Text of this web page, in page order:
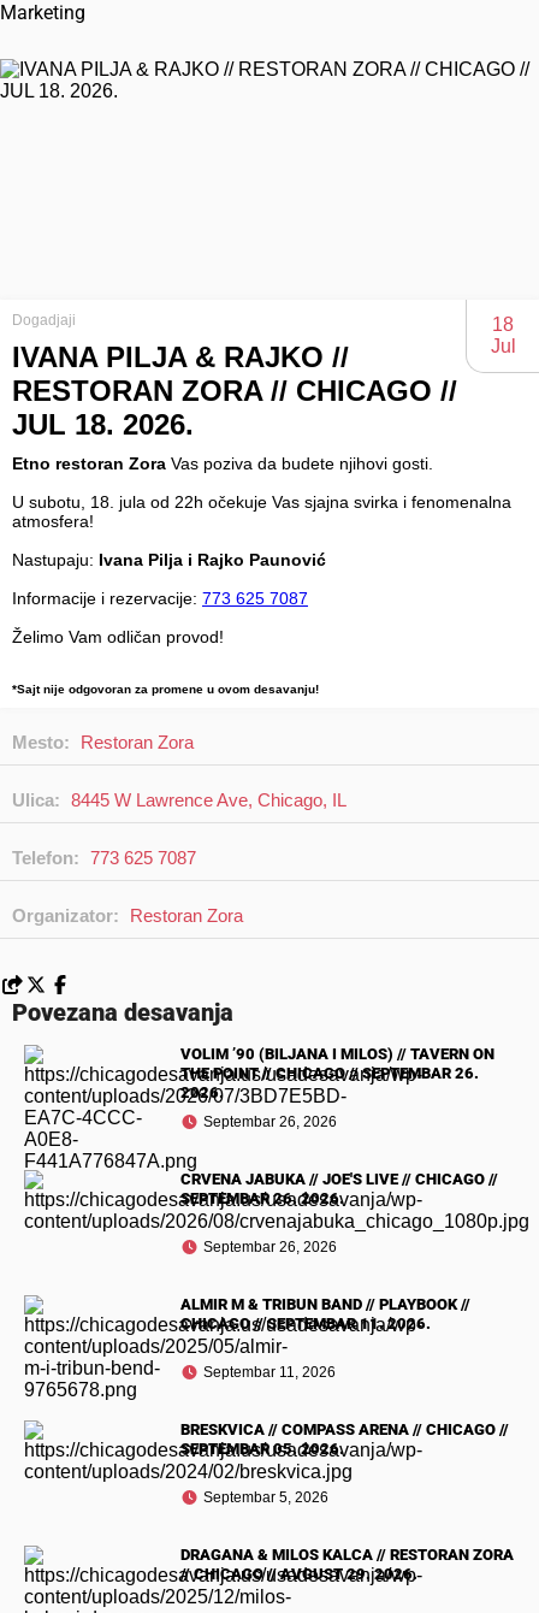
Marketing
Dogadjaji
IVANA PILJA & RAJKO //
RESTORAN ZORA // CHICAGO //
JUL 18. 2026.
Etno restoran Zora Vas poziva da budete njihovi gosti.
U subotu, 18. jula od 22h očekuje Vas sjajna svirka i fenomenalna
atmosfera!
Nastupaju: Ivana Pilja i Rajko Paunović
Informacije i rezervacije: 773 625 7087
Želimo Vam odličan provod!
*Sajt nije odgovoran za promene u ovom desavanju!
18
Jul
Mesto: Restoran Zora
Ulica: 8445 W Lawrence Ave, Chicago, IL
Telefon: 773 625 7087
Organizator: Restoran Zora
Povezana desavanja
VOLIM ’90 (BILJANA I MILOS) // TAVERN ON
THE POINT // CHICAGO // SEPTEMBAR 26.
2026.
Septembar 26, 2026
CRVENA JABUKA // JOE'S LIVE // CHICAGO //
SEPTEMBAR 26. 2026.
Septembar 26, 2026
ALMIR M & TRIBUN BAND // PLAYBOOK //
CHICAGO // SEPTEMBAR 11. 2026.
Septembar 11, 2026
BRESKVICA // COMPASS ARENA // CHICAGO //
SEPTEMBAR 05. 2026.
Septembar 5, 2026
DRAGANA & MILOS KALCA // RESTORAN ZORA
// CHICAGO // AVGUST 29. 2026.